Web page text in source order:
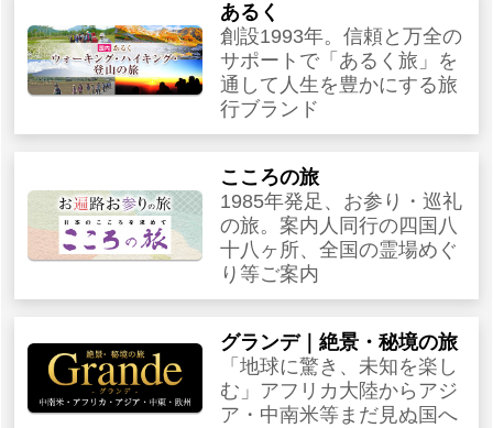
あるく
創設1993年。信頼と万全の
サポートで「あるく旅」を
通して人生を豊かにする旅
行ブランド
こころの旅
1985年発足、お参り・巡礼
の旅。案内人同行の四国八
十八ヶ所、全国の霊場めぐ
り等ご案内
グランデ｜絶景・秘境の旅
「地球に驚き、未知を楽し
む」アフリカ大陸からアジ
ア・中南米等まだ見ぬ国へ